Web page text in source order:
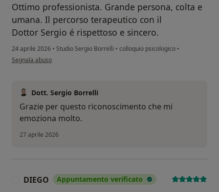
Ottimo professionista. Grande persona, colta e
umana. Il percorso terapeutico con il
Dottor Sergio é rispettoso e sincero.
24 aprile 2026 • Studio Sergio Borrelli • colloquio psicologico •
secondo l'opinione dell'utente E.C.
Segnala abuso
Dott. Sergio Borrelli
Grazie per questo riconoscimento che mi
emoziona molto.
27 aprile 2026
DIEGO Appuntamento verificato